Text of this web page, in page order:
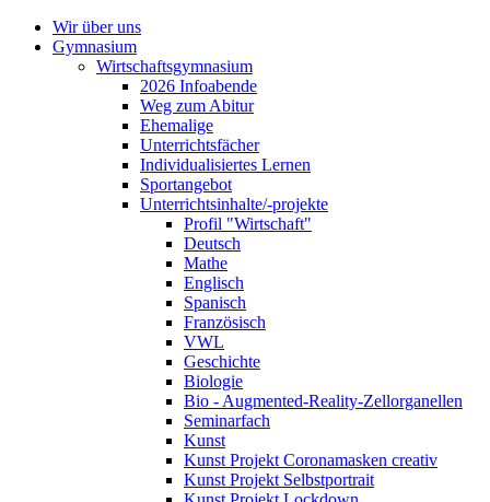
Wir über uns
Gymnasium
Wirtschaftsgymnasium
2026 Infoabende
Weg zum Abitur
Ehemalige
Unterrichtsfächer
Individualisiertes Lernen
Sportangebot
Unterrichtsinhalte/-projekte
Profil "Wirtschaft"
Deutsch
Mathe
Englisch
Spanisch
Französisch
VWL
Geschichte
Biologie
Bio - Augmented-Reality-Zellorganellen
Seminarfach
Kunst
Kunst Projekt Coronamasken creativ
Kunst Projekt Selbstportrait